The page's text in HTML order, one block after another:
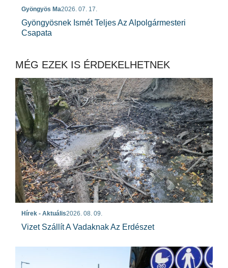
Gyöngyös Ma2026. 07. 17.
Gyöngyösnek Ismét Teljes Az Alpolgármesteri
Csapata
MÉG EZEK IS ÉRDEKELHETNEK
Hírek - Aktuális2026. 08. 09.
Vizet Szállít A Vadaknak Az Erdészet